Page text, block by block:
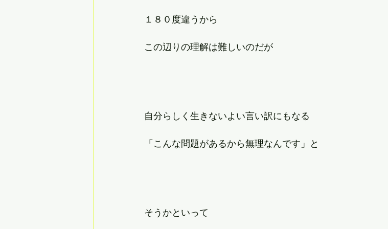
１８０度違うから
この辺りの理解は難しいのだが
自分らしく生きないよい言い訳にもなる
「こんな問題があるから無理なんです」と
そうかといって